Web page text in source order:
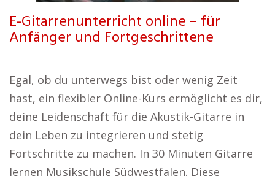
E-Gitarrenunterricht online – für
Anfänger und Fortgeschrittene
Egal, ob du unterwegs bist oder wenig Zeit
hast, ein flexibler Online-Kurs ermöglicht es dir,
deine Leidenschaft für die Akustik-Gitarre in
dein Leben zu integrieren und stetig
Fortschritte zu machen. In 30 Minuten Gitarre
lernen Musikschule Südwestfalen. Diese